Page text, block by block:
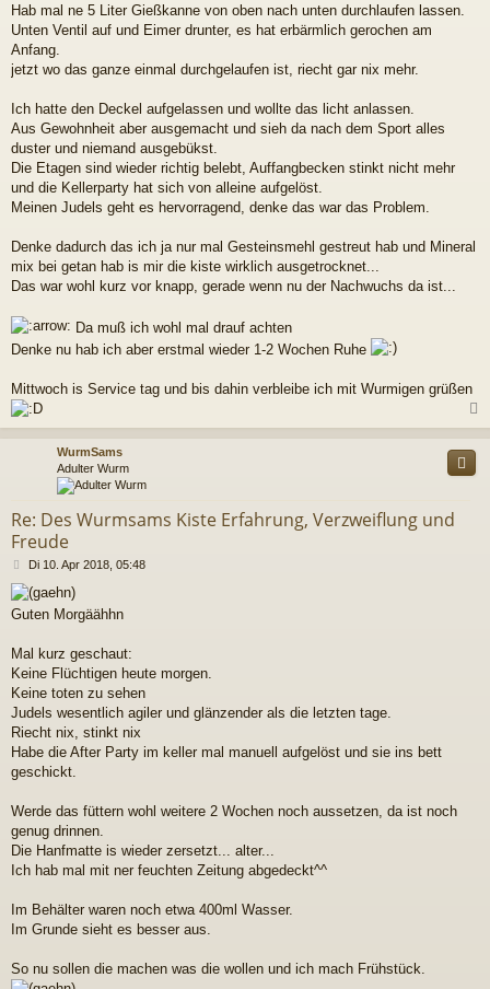
Hab mal ne 5 Liter Gießkanne von oben nach unten durchlaufen lassen.
Unten Ventil auf und Eimer drunter, es hat erbärmlich gerochen am
Anfang.
jetzt wo das ganze einmal durchgelaufen ist, riecht gar nix mehr.
Ich hatte den Deckel aufgelassen und wollte das licht anlassen.
Aus Gewohnheit aber ausgemacht und sieh da nach dem Sport alles
duster und niemand ausgebükst.
Die Etagen sind wieder richtig belebt, Auffangbecken stinkt nicht mehr
und die Kellerparty hat sich von alleine aufgelöst.
Meinen Judels geht es hervorragend, denke das war das Problem.
Denke dadurch das ich ja nur mal Gesteinsmehl gestreut hab und Mineral
mix bei getan hab is mir die kiste wirklich ausgetrocknet...
Das war wohl kurz vor knapp, gerade wenn nu der Nachwuchs da ist...
Da muß ich wohl mal drauf achten
Denke nu hab ich aber erstmal wieder 1-2 Wochen Ruhe
Mittwoch is Service tag und bis dahin verbleibe ich mit Wurmigen grüßen
a
WurmSams
Adulter Wurm
Re: Des Wurmsams Kiste Erfahrung, Verzweiflung und
Freude
B
e
i
t
g
Di 10. Apr 2018, 05:48
Guten Morgäähhn
Mal kurz geschaut:
Keine Flüchtigen heute morgen.
Keine toten zu sehen
Judels wesentlich agiler und glänzender als die letzten tage.
Riecht nix, stinkt nix
Habe die After Party im keller mal manuell aufgelöst und sie ins bett
geschickt.
Werde das füttern wohl weitere 2 Wochen noch aussetzen, da ist noch
genug drinnen.
Die Hanfmatte is wieder zersetzt... alter...
Ich hab mal mit ner feuchten Zeitung abgedeckt^^
Im Behälter waren noch etwa 400ml Wasser.
Im Grunde sieht es besser aus.
So nu sollen die machen was die wollen und ich mach Frühstück.